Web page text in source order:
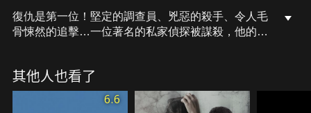
復仇是第一位！堅定的調查員、兇惡的殺手、令人毛
骨悚然的追擊…一位著名的私家偵探被謀殺，他的門
者伸張正義…
其他人也看了
6.6